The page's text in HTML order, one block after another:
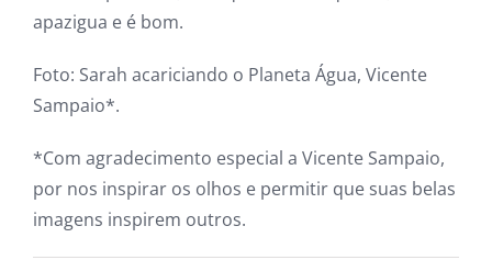
apazigua e é bom.
Foto: Sarah acariciando o Planeta Água, Vicente
Sampaio*.
*Com agradecimento especial a Vicente Sampaio,
por nos inspirar os olhos e permitir que suas belas
imagens inspirem outros.